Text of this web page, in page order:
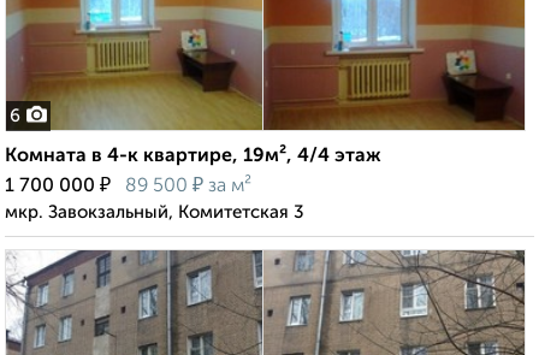
6
Комната в 4-к квартире, 19м², 4/4 этаж
1 700 000 ₽ 89 500 ₽ за м²
мкр. Завокзальный, Комитетская 3